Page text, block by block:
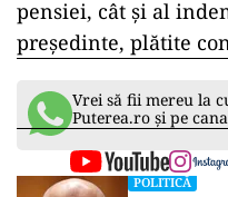
pensiei, cât și al
președinte, plătite
Vrei să fii mereu la
Puterea.ro și pe
POLITICĂ